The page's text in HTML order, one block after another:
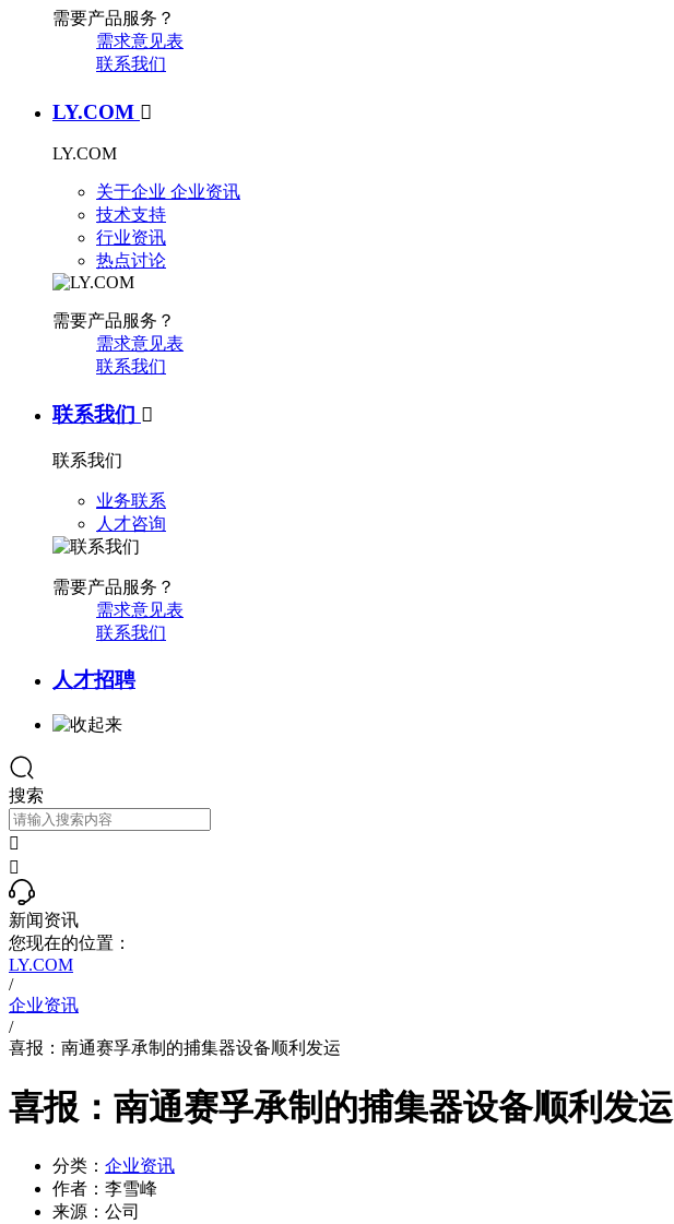
需要产品服务？
需求意见表
联系我们
LY.COM 
LY.COM
关于企业 企业资讯
技术支持
行业资讯
热点讨论
需要产品服务？
需求意见表
联系我们
联系我们 
联系我们
业务联系
人才咨询
需要产品服务？
需求意见表
联系我们
人才招聘
搜索


新闻资讯
您现在的位置：
LY.COM
/
企业资讯
/
喜报：南通赛孚承制的捕集器设备顺利发运
喜报：南通赛孚承制的捕集器设备顺利发运
分类： 企业资讯
作者： 李雪峰
来源： 公司